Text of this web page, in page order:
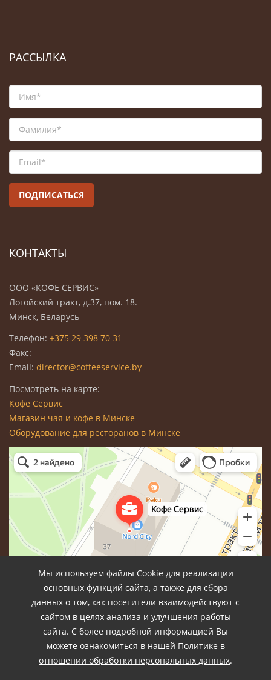
Мы используем файлы Cookie для реализации
основных функций сайта, а также для сбора
данных о том, как посетители взаимодействуют с
сайтом в целях анализа и улучшения работы
сайта. С более подробной информацией Вы
можете ознакомиться в нашей Политике в
отношении обработки персональных данных.
РАССЫЛКА
ПОДПИСАТЬСЯ
КОНТАКТЫ
ООО «КОФЕ СЕРВИС»
Логойский тракт, д.37, пом. 18.
Минск, Беларусь
Телефон: +375 29 398 70 31
Факс:
Email: director@coffeeservice.by
Посмотреть на карте:
Кофе Сервис
Магазин чая и кофе в Минске
Оборудование для ресторанов в Минске